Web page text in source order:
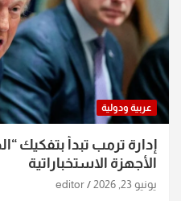
عربية ودولية
إدارة ترمب تبدأ بتفكيك
الأجهزة الاستخباراتية
يونيو 23, 2026 editor